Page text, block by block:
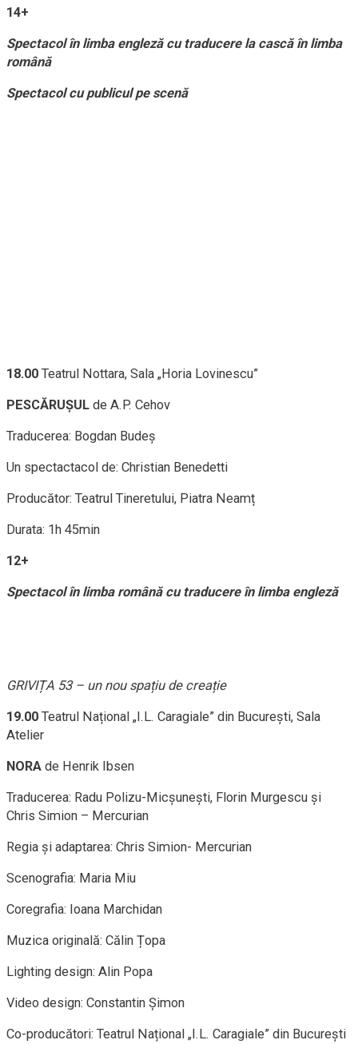
14+
Spectacol în limba engleză cu traducere la cască în limba
română
Spectacol cu publicul pe scenă
18.00 Teatrul Nottara, Sala „Horia Lovinescu”
PESCĂRUȘUL de A.P. Cehov
Traducerea: Bogdan Budeș
Un spectactacol de: Christian Benedetti
Producător: Teatrul Tineretului, Piatra Neamț
Durata: 1h 45min
12+
Spectacol în limba română cu traducere în limba engleză
GRIVIȚA 53 – un nou spațiu de creație
19.00 Teatrul Național „I.L. Caragiale” din București, Sala
Atelier
NORA de Henrik Ibsen
Traducerea: Radu Polizu-Micșunești, Florin Murgescu și
Chris Simion – Mercurian
Regia și adaptarea: Chris Simion- Mercurian
Scenografia: Maria Miu
Coregrafia: Ioana Marchidan
Muzica originală: Călin Țopa
Lighting design: Alin Popa
Video design: Constantin Șimon
Co-producători: Teatrul Național „I.L. Caragiale” din București